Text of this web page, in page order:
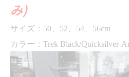
み)
サイズ： 50 52 54
56cm
カラー： Trek Black/Quicksilver-